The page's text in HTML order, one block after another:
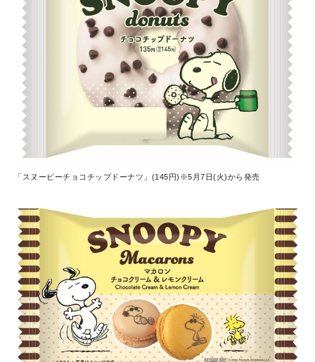
「スヌーピーチョコチップドーナツ」(145円)※5月7日(火)から発売